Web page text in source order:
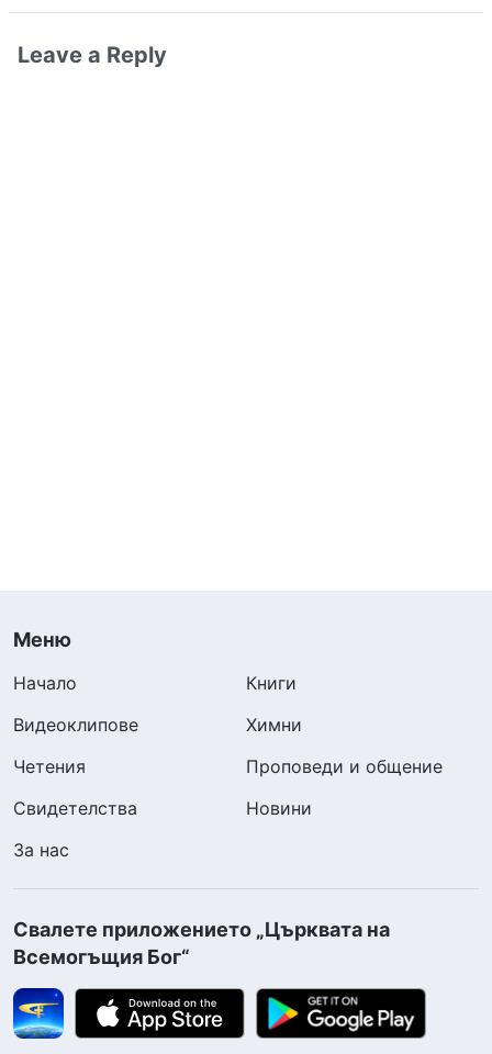
Leave a Reply
Меню
Начало
Книги
Видеоклипове
Химни
Четения
Проповеди и общение
Свидетелства
Новини
За нас
Свалете приложението „Църквата на
Всемогъщия Бог“